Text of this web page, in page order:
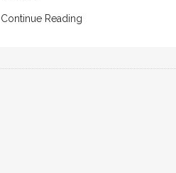
Continue Reading